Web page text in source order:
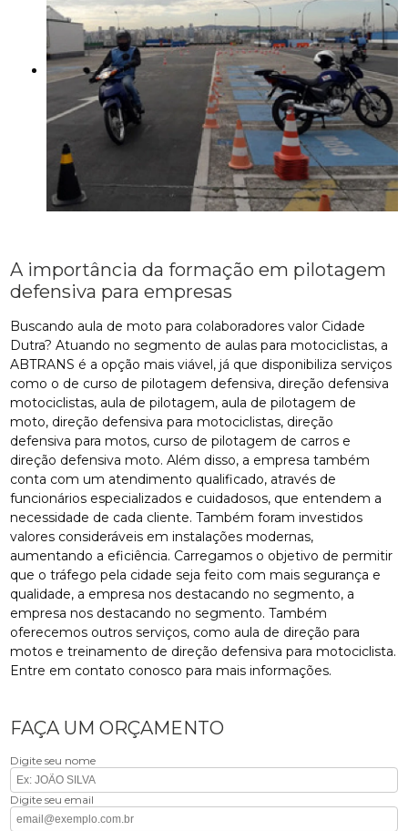
A importância da formação em pilotagem
defensiva para empresas
Buscando aula de moto para colaboradores valor Cidade
Dutra? Atuando no segmento de aulas para motociclistas, a
ABTRANS é a opção mais viável, já que disponibiliza serviços
como o de curso de pilotagem defensiva, direção defensiva
motociclistas, aula de pilotagem, aula de pilotagem de
moto, direção defensiva para motociclistas, direção
defensiva para motos, curso de pilotagem de carros e
direção defensiva moto. Além disso, a empresa também
conta com um atendimento qualificado, através de
funcionários especializados e cuidadosos, que entendem a
necessidade de cada cliente. Também foram investidos
valores consideráveis em instalações modernas,
aumentando a eficiência. Carregamos o objetivo de permitir
que o tráfego pela cidade seja feito com mais segurança e
qualidade, a empresa nos destacando no segmento, a
empresa nos destacando no segmento. Também
oferecemos outros serviços, como aula de direção para
motos e treinamento de direção defensiva para motociclista.
Entre em contato conosco para mais informações.
FAÇA UM ORÇAMENTO
Digite seu nome
Digite seu email